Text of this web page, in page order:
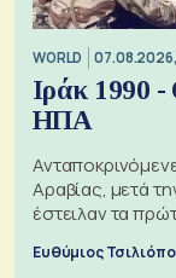
WORLD
Ιράκ 1990 -
ΗΠΑ
Αραβίας, μετά
έστειλαν τα
Ευθύμιος